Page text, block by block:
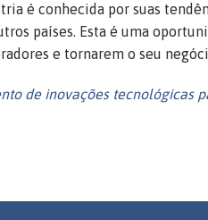
é conhecida por suas
países. Esta é uma
e tornarem o seu
de inovações tecnológicas